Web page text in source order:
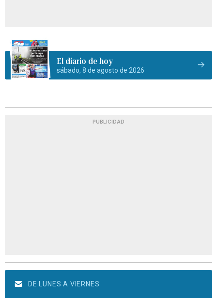
El diario de hoy
sábado, 8 de agosto de 2026
PUBLICIDAD
DE LUNES A VIERNES